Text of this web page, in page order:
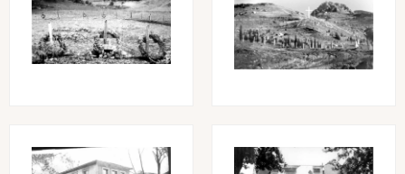
Image Image